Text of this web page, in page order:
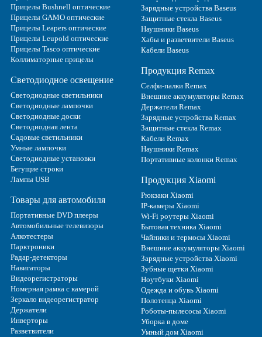
Прицелы Bushnell оптические
Прицелы GAMO оптические
Прицелы Leapers оптические
Прицелы Leupold оптические
Прицелы Tasco оптические
Коллиматорные прицелы
Светодиодное освещение
Светодиодные светильники
Светодиодные лампочки
Светодиодные доски
Светодиодная лента
Садовые светильники
Умные лампочки
Светодиодные установки
Бегущие строки
Лампы USB
Товары для автомобиля
Портативные DVD плееры
Автомобильные телевизоры
Алкотестеры
Парктроники
Радар-детекторы
Навигаторы
Видеорегистраторы
Номерная рамка с камерой
Зеркало видеорегистратор
Держатели
Инверторы
Разветвители
Зарядные устройства Baseus
Защитные стекла Baseus
Наушники Baseus
Хабы и разветвители Baseus
Кабели Baseus
Продукция Remax
Селфи-палки Remax
Внешние аккумуляторы Remax
Держатели Remax
Зарядные устройства Remax
Защитные стекла Remax
Кабели Remax
Наушники Remax
Портативные колонки Remax
Продукция Xiaomi
Рюкзаки Xiaomi
IP-камеры Xiaomi
Wi-Fi роутеры Xiaomi
Бытовая техника Xiaomi
Чайники и термосы Xiaomi
Внешние аккумуляторы Xiaomi
Зарядные устройства Xiaomi
Зубные щетки Xiaomi
Ноутбуки Xiaomi
Одежда и обувь Xiaomi
Полотенца Xiaomi
Роботы-пылесосы Xiaomi
Уборка в доме
Умный дом Xiaomi